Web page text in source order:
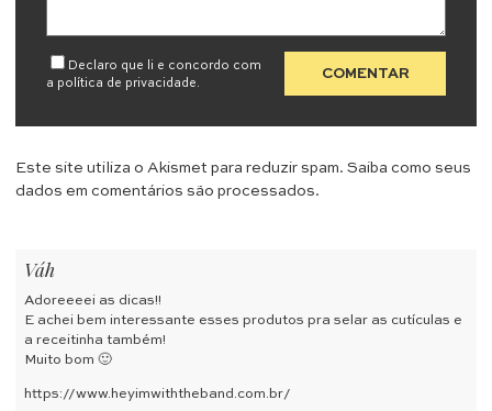
Declaro que li e concordo com
a política de privacidade.
Este site utiliza o Akismet para reduzir spam. Saiba como seus
dados em comentários são processados.
Váh
Adoreeeei as dicas!!
E achei bem interessante esses produtos pra selar as cutículas e
a receitinha também!
Muito bom 🙂
https://www.heyimwiththeband.com.br/